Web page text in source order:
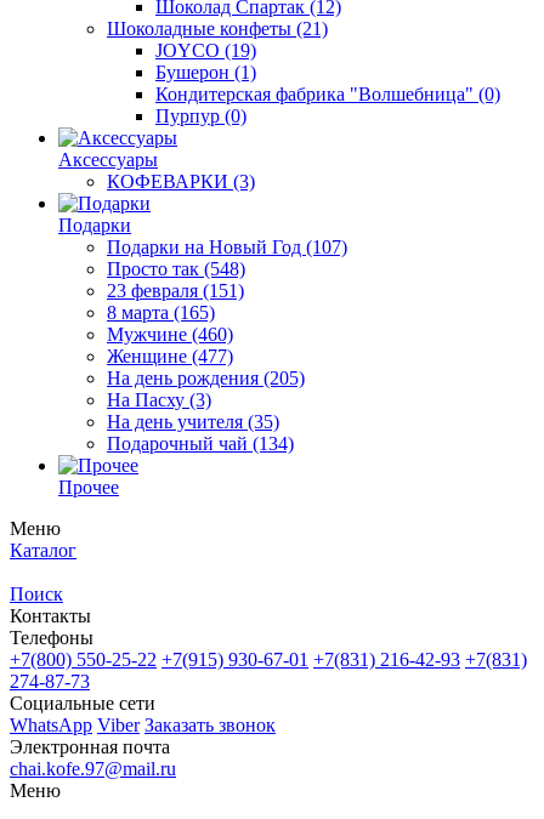
Шоколад Спартак (12)
Шоколадные конфеты (21)
JOYCO (19)
Бушерон (1)
Кондитерская фабрика "Волшебница" (0)
Пурпур (0)
Аксессуары
КОФЕВАРКИ (3)
Подарки
Подарки на Новый Год (107)
Просто так (548)
23 февраля (151)
8 марта (165)
Мужчине (460)
Женщине (477)
На день рождения (205)
На Пасху (3)
На день учителя (35)
Подарочный чай (134)
Прочее
Меню
Каталог
Поиск
Контакты
Телефоны
+7(800) 550-25-22 +7(915) 930-67-01 +7(831) 216-42-93 +7(831)
274-87-73
Социальные сети
WhatsApp Viber Заказать звонок
Электронная почта
chai.kofe.97@mail.ru
Меню